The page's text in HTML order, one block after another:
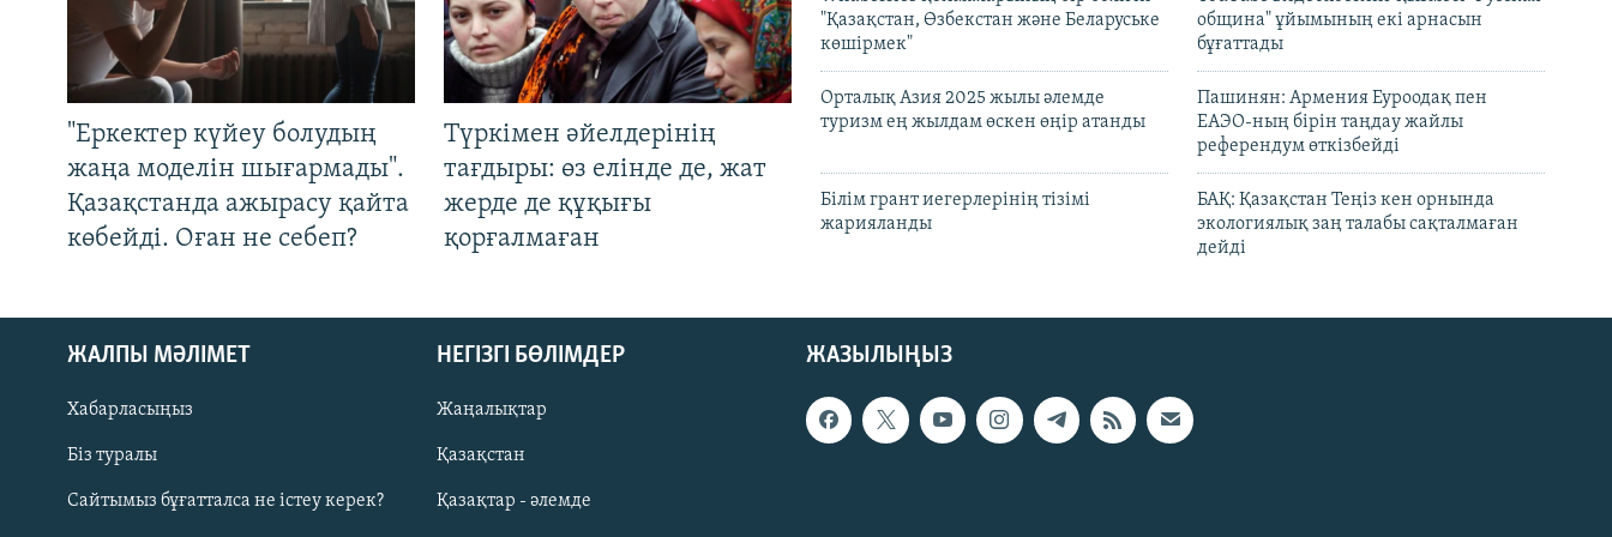
Русский
"Еркектер күйеу болудың
жаңа моделін шығармады".
Қазақстанда ажырасу қайта
көбейді. Оған не себеп?
Түркімен әйелдерінің
тағдыры: өз елінде де, жат
жерде де құқығы
қорғалмаған
"Қазақстан, Өзбекстан және Беларуське
көшірмек"
община" ұйымының екі арнасын
бұғаттады
Орталық Азия 2025 жылы әлемде
туризм ең жылдам өскен өңір атанды
Пашинян: Армения Еуроодақ пен
ЕАЭО-ның бірін таңдау жайлы
референдум өткізбейді
Білім грант иегерлерінің тізімі
жарияланды
БАҚ: Қазақстан Теңіз кен орнында
экологиялық заң талабы сақталмаған
дейді
ЖАЗЫЛЫҢЫЗ
ЖАЛПЫ МӘЛІМЕТ
Хабарласыңыз
Біз туралы
Сайтымыз бұғатталса не істеу керек?
НЕГІЗГІ БӨЛІМДЕР
Жаңалықтар
Қазақстан
Қазақтар - әлемде